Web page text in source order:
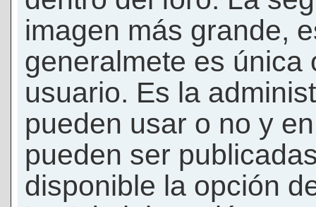
imagen más grande,
generalmete es única
usuario. Es la
pueden usar o no y
pueden ser
disponible la opción